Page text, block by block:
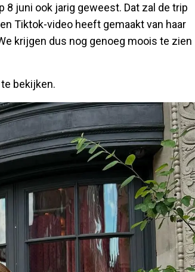
8 juni ook jarig geweest. Dat zal de trip
Tiktok-video heeft gemaakt van haar
krijgen dus nog genoeg moois te zien
bekijken.